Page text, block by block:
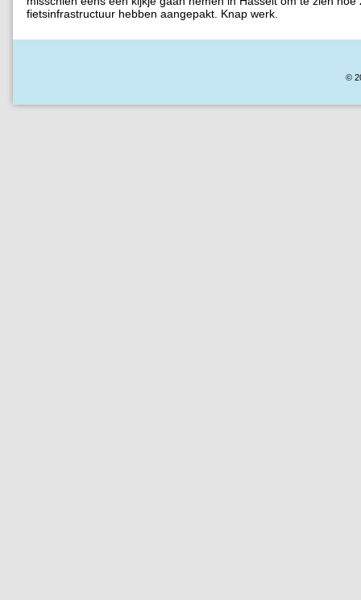
fietsinfrastructuur hebben aangepakt. Knap werk.
©